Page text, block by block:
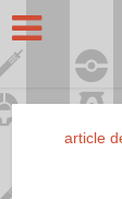
article